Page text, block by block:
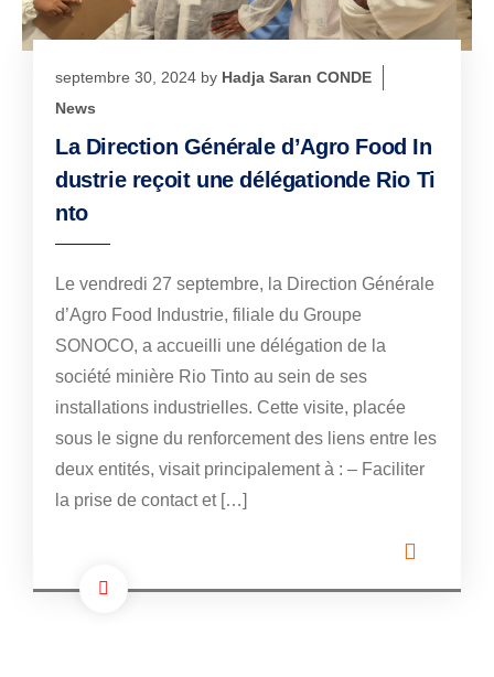
septembre 30, 2024 by Hadja Saran CONDE
News
La Direction Générale d’Agro Food In
dustrie reçoit une délégationde Rio Ti
nto
Le vendredi 27 septembre, la Direction Générale
d’Agro Food Industrie, filiale du Groupe
SONOCO, a accueilli une délégation de la
société minière Rio Tinto au sein de ses
installations industrielles. Cette visite, placée
sous le signe du renforcement des liens entre les
deux entités, visait principalement à : – Faciliter
la prise de contact et […]